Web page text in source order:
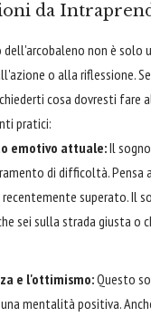
da
non è solo
o alla riflessione.
cosa dovresti fare
pratici:
emotivo attuale:Il
di difficoltà. Pensa
superato. Il
sei sulla strada giusta o
e l'ottimismo:Questo
mentalità positiva.